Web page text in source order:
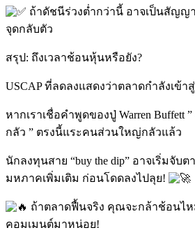
ถ้าดัชนีร่วงต่ำกว่านี้ อาจเป็นสัญญ
จุดกลับตัว
สรุป: ถึงเวลาช้อนหุ้นหรือยัง?
USCAP ที่ลดลงแสดงว่าตลาดกำลังเข้
หากเราเชื่อคำพูดของปู่ Warren Buffett
กลัว ” ตรงนี้แระคนส่วนใหญ่กลัวแล้ว
นักลงทุนสาย “buy the dip” อาจเริ่มจับ
มหภาคเพิ่มเติม ก่อนโดดลงไปลุย!
ถ้าตลาดฟื้นจริง คุณจะกล้าช้อนไห
คอมเมนต์มาหน่อย!